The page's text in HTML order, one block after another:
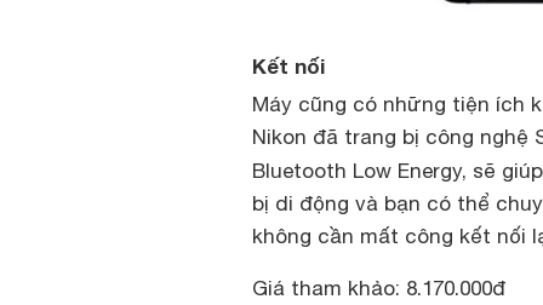
Kết nối
Máy cũng có những tiện ích
Nikon đã trang bị công nghệ
Bluetooth Low Energy, sẽ
bị di động và bạn có thể
không cần mất công kết nối
Giá tham khảo: 8.170.000đ